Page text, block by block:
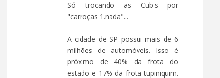
Só trocando as Cub's por
"carroças 1.nada"...
A cidade de SP possui mais de 6
milhões de automóveis. Isso é
próximo de 40% da frota do
estado e 17% da frota tupiniquim.